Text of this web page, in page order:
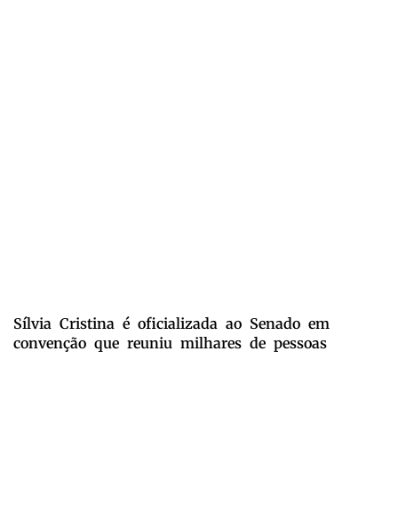
Sílvia Cristina é oficializada ao Senado em
convenção que reuniu milhares de pessoas